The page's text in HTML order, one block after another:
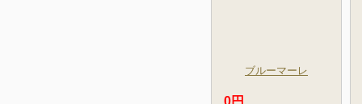
ブルーマーレ
0円